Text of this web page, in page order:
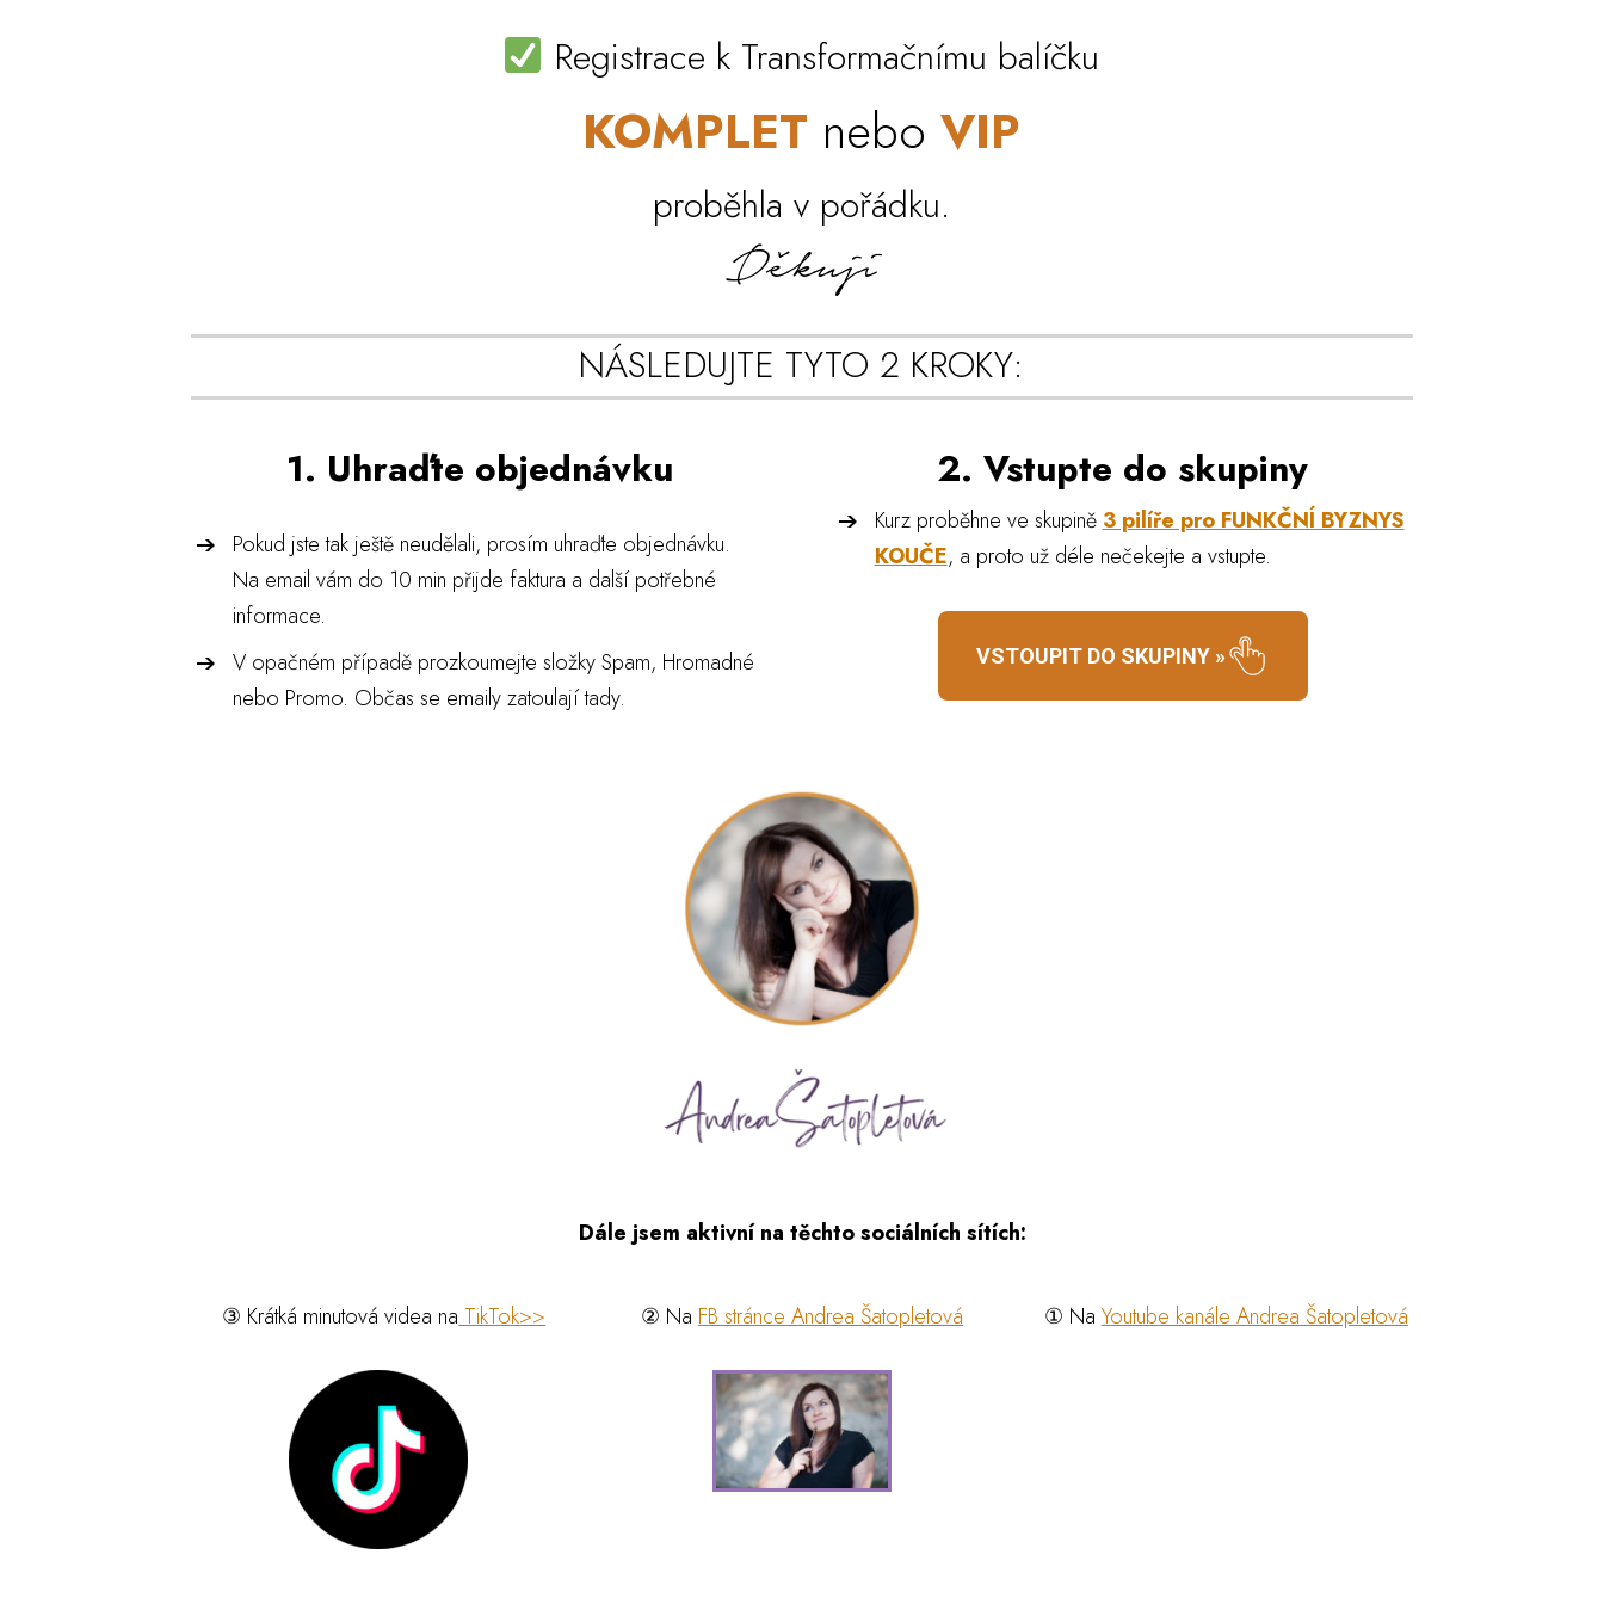
Registrace k Transformačnímu balíčku
KOMPLET nebo VIP
proběhla v pořádku.
Děkuji
NÁSLEDUJTE TYTO 2 KROKY:
1. Uhraďte objednávku
Pokud jste tak ještě neudělali, prosím uhraďte objednávku.
Na email vám do 10 min přijde faktura a další potřebné
informace.
V opačném případě prozkoumejte složky Spam, Hromadné
nebo Promo. Občas se emaily zatoulají tady.
2. Vstupte do skupiny
Kurz proběhne ve skupině 3 pilíře pro FUNKČNÍ BYZNYS
KOUČE, a proto už déle nečekejte a vstupte.
VSTOUPIT DO SKUPINY »
Dále jsem aktivní na těchto sociálních sítích:
③ Krátká minutová videa na TikTok>> ② Na FB stránce Andrea Šatopletová ① Na Youtube kanále Andrea Šatopletová